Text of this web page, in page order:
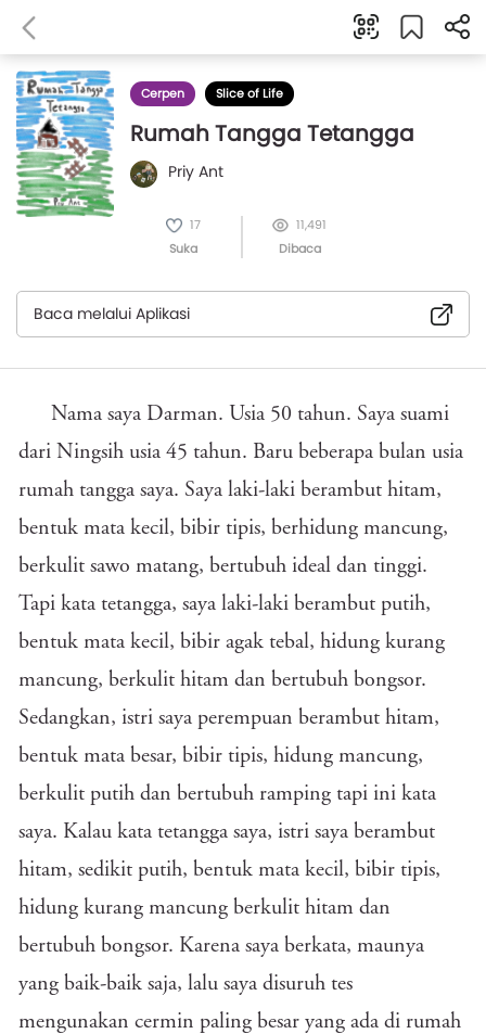
Cerpen Slice of Life
Rumah Tangga Tetangga
Priy Ant
17
Suka
11,491
Dibaca
Baca melalui Aplikasi
Nama saya Darman. Usia 50 tahun. Saya suami
dari Ningsih usia 45 tahun. Baru beberapa bulan usia
rumah tangga saya. Saya laki-laki berambut hitam,
bentuk mata kecil, bibir tipis, berhidung mancung,
berkulit sawo matang, bertubuh ideal dan tinggi.
Tapi kata tetangga, saya laki-laki berambut putih,
bentuk mata kecil, bibir agak tebal, hidung kurang
mancung, berkulit hitam dan bertubuh bongsor.
Sedangkan, istri saya perempuan berambut hitam,
bentuk mata besar, bibir tipis, hidung mancung,
berkulit putih dan bertubuh ramping tapi ini kata
saya. Kalau kata tetangga saya, istri saya berambut
hitam, sedikit putih, bentuk mata kecil, bibir tipis,
hidung kurang mancung berkulit hitam dan
bertubuh bongsor. Karena saya berkata, maunya
yang baik-baik saja, lalu saya disuruh tes
mengunakan cermin paling besar yang ada di rumah